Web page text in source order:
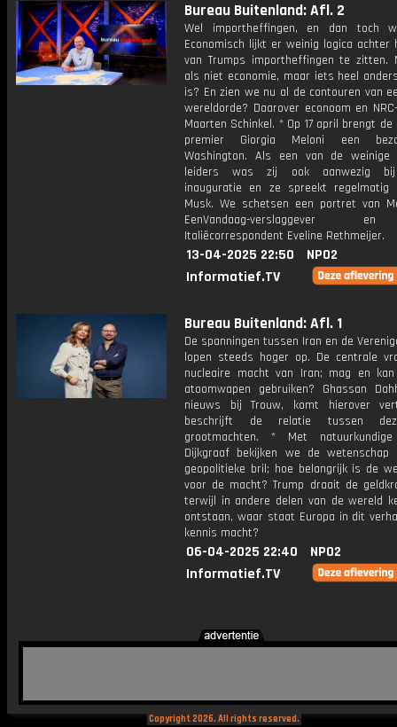
Bureau Buitenland: Afl. 2
Wel importheffingen, en dan toch
Economisch lijkt er weinig logica achter
van Trumps importheffingen te zitten.
als niet economie, maar iets heel
is? En zien we nu al de contouren van
wereldorde? Daarover econoom en
Maarten Schinkel. * Op 17 april brengt
premier Giorgia Meloni een
Washington. Als een van de weinige
leiders was zij ook aanwezig bij
inauguratie en ze spreekt regelmatig
Musk. We schetsen een portret van
EenVandaag-verslaggever
Italiëcorrespondent Eveline Rethmeijer.
13-04-2025 22:50
NPO2
Informatief.TV
Bureau Buitenland: Afl. 1
De spanningen tussen Iran en de
lopen steeds hoger op. De centrale
nucleaire macht van Iran; mag en
atoomwapen gebruiken? Ghassan
nieuws bij Trouw, komt hierover
beschrijft de relatie tussen
grootmachten. * Met
Dijkgraaf bekijken we de wetenschap
geopolitieke bril; hoe belangrijk is de
voor de macht? Trump draait de
terwijl in andere delen van de wereld
ontstaan, waar staat Europa in dit
kennis macht?
06-04-2025 22:40
NPO2
Informatief.TV
Copyright 2026. All rights reserved.